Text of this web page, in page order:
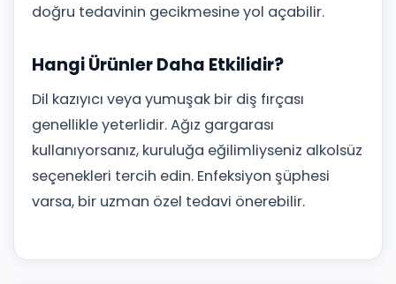
doğru tedavinin gecikmesine yol açabilir.
Hangi Ürünler Daha Etkilidir?
Dil kazıyıcı veya yumuşak bir diş fırçası
genellikle yeterlidir. Ağız gargarası
kullanıyorsanız, kuruluğa eğilimliyseniz alkolsüz
seçenekleri tercih edin. Enfeksiyon şüphesi
varsa, bir uzman özel tedavi önerebilir.